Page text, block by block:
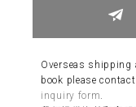
Overseas shipping
book please
inquiry form.